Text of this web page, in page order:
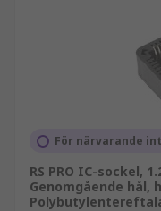
För närvarande
RS PRO IC-sockel,
Genomgående hål,